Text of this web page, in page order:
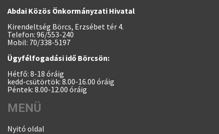
Abdai Közös Önkormányzati Hivatal
Kirendeltség Börcs, Erzsébet tér 4.
Telefon: 96/553-240
Mobil: 70/338-5197
Ügyfélfogadási idő Börcsön:
Hétfő: 8-18 óráig
kedd-csütörtök: 8.00-16.00 óráig
Péntek: 8.00-12.00 óráig
MENÜ
Nyitó oldal